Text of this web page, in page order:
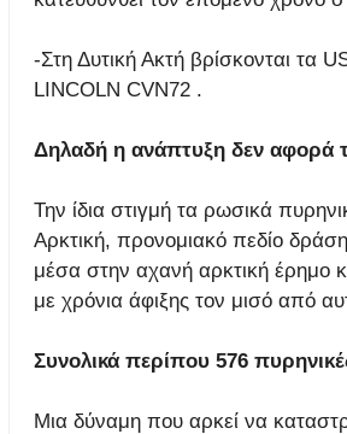
-Στη Δυτική Ακτή βρίσκονται τα
LINCOLN CVN72 .
Δηλαδή η ανάπτυξη δεν αφορά
Την ίδια στιγμή τα ρωσικά
Αρκτική, προνομιακό πεδίο
μέσα στην αχανή αρκτική έρημο
με χρόνια άφιξης τον μισό από
Συνολικά περίπου 576
Μια δύναμη που αρκεί να